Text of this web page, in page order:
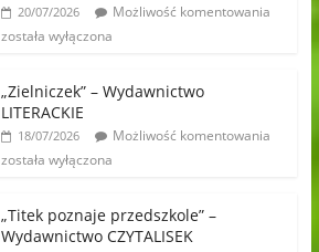
20/07/2026
Możliwość komentowania
została wyłączona
„Zielniczek” – Wydawnictwo
LITERACKIE
18/07/2026
Możliwość komentowania
została wyłączona
„Titek poznaje przedszkole” –
Wydawnictwo CZYTALISEK